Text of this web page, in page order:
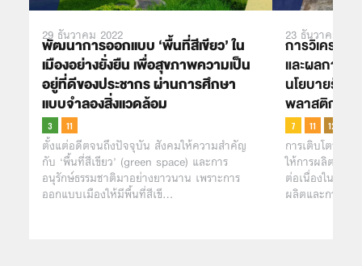
29 ธันวาคม 2022
พัฒนาการออกแบบ ‘พื้นที่สีเขียว’ ใน
เมืองอย่างยั่งยืน เพื่อสุขภาพความเป็น
อยู่ที่ดีของประชากร ผ่านการศึกษา
แบบจำลองสิ่งแวดล้อม
ตั้งแต่อดีตจนถึงปัจจุบัน สังคมให้ความสำคัญ
กับ ‘พื้นที่สีเขียว’ (green space) และการ
อนุรักษ์ธรรมชาติมาอย่างยาวนาน เพราะการ
ออกแบบเมืองให้มีพื้นที่สีเขี…
23 ธันวาคม
การวิเคราะ
และผลการ
นโยบายรัฐ เ
พลาสติกในป
การเติบโตทาง
ให้การผลิตและ
ต่อเนื่องในช่วง
ผลิตและการบริ